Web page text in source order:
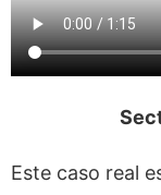
Este caso real